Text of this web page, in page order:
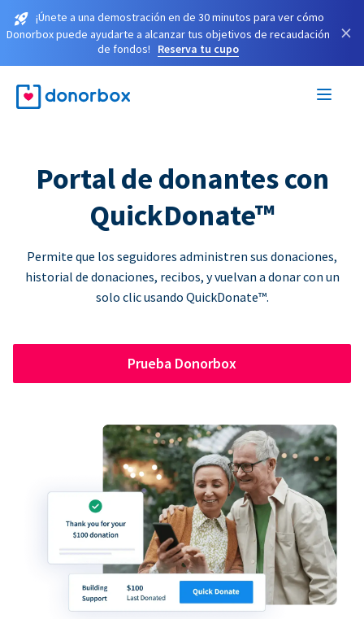
¡Únete a una demostración en de 30 minutos para ver cómo
Donorbox puede ayudarte a alcanzar tus objetivos de recaudación
de fondos!
Reserva tu cupo
×
Portal de donantes con
QuickDonate™
Permite que los seguidores administren sus donaciones,
historial de donaciones, recibos, y vuelvan a donar con un
solo clic usando QuickDonate™.
Prueba Donorbox